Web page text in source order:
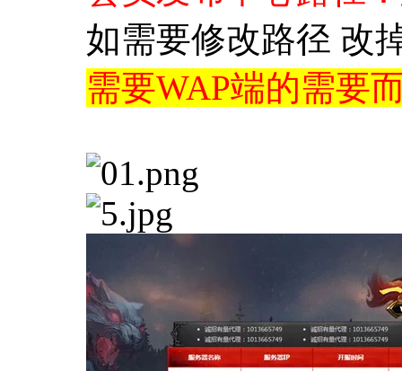
如需要修改路径 改
需要WAP端的需要